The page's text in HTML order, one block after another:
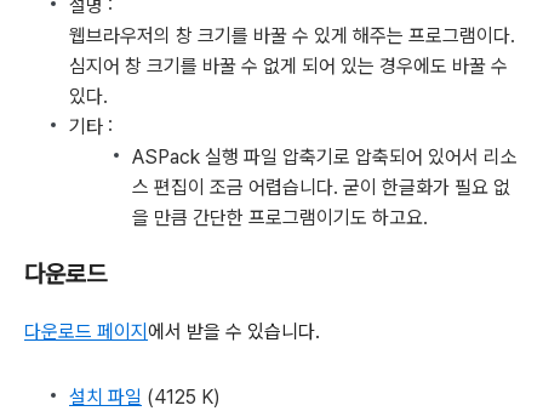
설명 :
웹브라우저의 창 크기를 바꿀 수 있게 해주는 프로그램이다.
심지어 창 크기를 바꿀 수 없게 되어 있는 경우에도 바꿀 수
있다.
기타 :
ASPack 실행 파일 압축기로 압축되어 있어서 리소
스 편집이 조금 어렵습니다. 굳이 한글화가 필요 없
을 만큼 간단한 프로그램이기도 하고요.
다운로드
다운로드 페이지에서 받을 수 있습니다.
설치 파일 (4125 K)